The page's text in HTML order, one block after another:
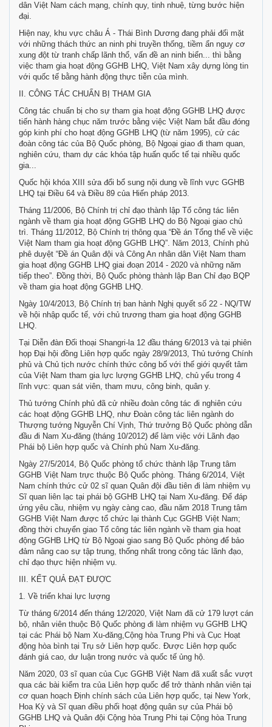
dân Việt Nam cách mạng, chính quy, tinh nhuệ, từng bước hiện
đại.
Hiện nay, khu vực châu Á - Thái Bình Dương đang phải đối mặt
với những thách thức an ninh phi truyền thống, tiềm ẩn nguy cơ
xung đột từ tranh chấp lãnh thổ, vấn đề an ninh biển... thì bằng
việc tham gia hoạt động GGHB LHQ, Việt Nam xây dựng lòng tin
với quốc tế bằng hành động thực tiễn của mình.
II. CÔNG TÁC CHUẨN BỊ THAM GIA
Công tác chuẩn bị cho sự tham gia hoạt động GGHB LHQ được
tiến hành hàng chục năm trước bằng việc Việt Nam bắt đầu đóng
góp kinh phí cho hoạt động GGHB LHQ (từ năm 1995), cử các
đoàn công tác của Bộ Quốc phòng, Bộ Ngoại giao đi tham quan,
nghiên cứu, tham dự các khóa tập huấn quốc tế tại nhiều quốc
gia...
Quốc hội khóa XIII sửa đổi bổ sung nội dung về lĩnh vực GGHB
LHQ tại Điều 64 và Điều 89 của Hiến pháp 2013.
Tháng 11/2006, Bộ Chính trị chỉ đạo thành lập Tổ công tác liên
ngành về tham gia hoạt động GGHB LHQ do Bộ Ngoại giao chủ
trì. Tháng 11/2012, Bộ Chính trị thông qua “Đề án Tổng thể về việc
Việt Nam tham gia hoạt động GGHB LHQ”. Năm 2013, Chính phủ
phê duyệt “Đề án Quân đội và Công An nhân dân Việt Nam tham
gia hoạt động GGHB LHQ giai đoạn 2014 - 2020 và những năm
tiếp theo”. Đồng thời, Bộ Quốc phòng thành lập Ban Chỉ đạo BQP
về tham gia hoạt động GGHB LHQ.
Ngày 10/4/2013, Bộ Chính trị ban hành Nghị quyết số 22 - NQ/TW
về hội nhập quốc tế, với chủ trương tham gia hoạt động GGHB
LHQ.
Tại Diễn đàn Đối thoại Shangri-la 12 đầu tháng 6/2013 và tại phiên
họp Đại hội đồng Liên hợp quốc ngày 28/9/2013, Thủ tướng Chính
phủ và Chủ tịch nước chính thức công bố với thế giới quyết tâm
của Việt Nam tham gia lực lượng GGHB LHQ, chủ yếu trong 4
lĩnh vực: quan sát viên, tham mưu, công binh, quân y.
Thủ tướng Chính phủ đã cử nhiều đoàn công tác đi nghiên cứu
các hoạt động GGHB LHQ, như Đoàn công tác liên ngành do
Thượng tướng Nguyễn Chí Vịnh, Thứ trưởng Bộ Quốc phòng dẫn
đầu đi Nam Xu-đăng (tháng 10/2012) để làm việc với Lãnh đạo
Phái bộ Liên hợp quốc và Chính phủ Nam Xu-đăng.
Ngày 27/5/2014, Bộ Quốc phòng tổ chức thành lập Trung tâm
GGHB Việt Nam trực thuộc Bộ Quốc phòng. Tháng 6/2014, Việt
Nam chính thức cử 02 sĩ quan Quân đội đầu tiên đi làm nhiệm vụ
Sĩ quan liên lạc tại phái bộ GGHB LHQ tại Nam Xu-đăng. Để đáp
ứng yêu cầu, nhiệm vụ ngày càng cao, đầu năm 2018 Trung tâm
GGHB Việt Nam được tổ chức lại thành Cục GGHB Việt Nam;
đồng thời chuyển giao Tổ công tác liên ngành về tham gia hoạt
động GGHB LHQ từ Bộ Ngoại giao sang Bộ Quốc phòng để bảo
đảm nâng cao sự tập trung, thống nhất trong công tác lãnh đạo,
chỉ đạo thực hiện nhiệm vụ.
III. KẾT QUẢ ĐẠT ĐƯỢC
1. Về triển khai lực lượng
Từ tháng 6/2014 đến tháng 12/2020, Việt Nam đã cử 179 lượt cán
bộ, nhân viên thuộc Bộ Quốc phòng đi làm nhiệm vụ GGHB LHQ
tại các Phái bộ Nam Xu-đăng,Cộng hòa Trung Phi và Cục Hoạt
động hòa bình tại Trụ sở Liên hợp quốc. Được Liên hợp quốc
đánh giá cao, dư luận trong nước và quốc tế ủng hộ.
Năm 2020, 03 sĩ quan của Cục GGHB Việt Nam đã xuất sắc vượt
qua các bài kiểm tra của Liên hợp quốc để trở thành nhân viên tại
cơ quan hoạch Định chính sách của Liên hợp quốc, tại New York,
Hoa Kỳ và Sĩ quan điều phối hoạt động quân sự của Phái bộ
GGHB LHQ và Quân đội Cộng hòa Trung Phi tại Cộng hòa Trung